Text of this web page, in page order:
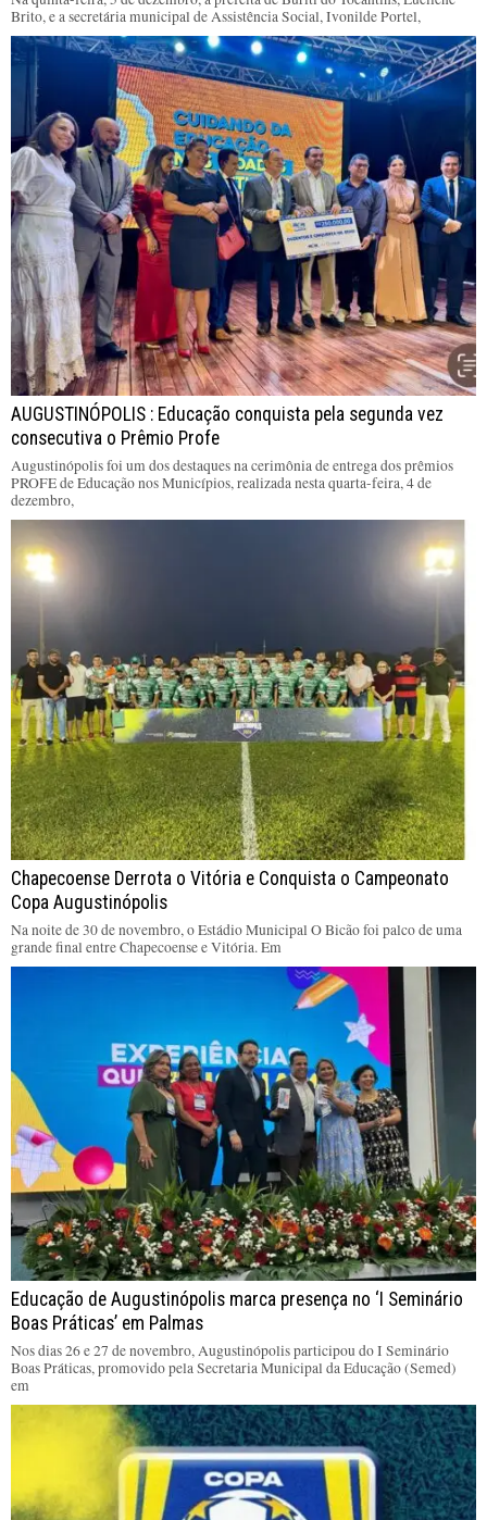
Brito, e a secretária municipal de Assistência Social, Ivonilde Portel,
AUGUSTINÓPOLIS : Educação conquista pela segunda vez
consecutiva o Prêmio Profe
Augustinópolis foi um dos destaques na cerimônia de entrega dos prêmios
PROFE de Educação nos Municípios, realizada nesta quarta-feira, 4 de
dezembro,
Chapecoense Derrota o Vitória e Conquista o Campeonato
Copa Augustinópolis
Na noite de 30 de novembro, o Estádio Municipal O Bicão foi palco de uma
grande final entre Chapecoense e Vitória. Em
Educação de Augustinópolis marca presença no ‘I Seminário
Boas Práticas’ em Palmas
Nos dias 26 e 27 de novembro, Augustinópolis participou do I Seminário
Boas Práticas, promovido pela Secretaria Municipal da Educação (Semed)
em